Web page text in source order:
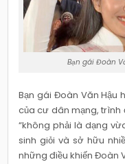
Bạn gái Đoàn
Bạn gái Đoàn Văn Hậu
của cư dân mạng, trình
“không phải là dạng
sinh giỏi và sở hữu
những điều khiến Đoàn